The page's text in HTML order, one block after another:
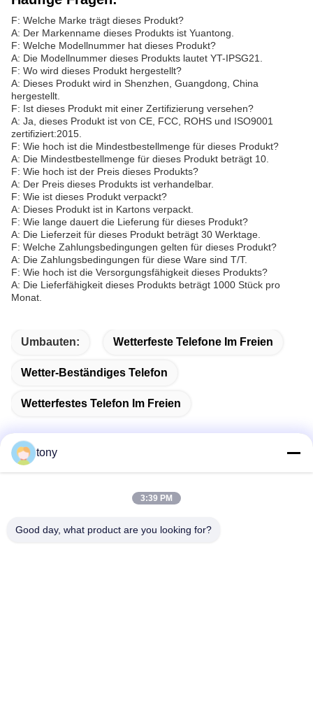
F: Welche Marke trägt dieses Produkt?
A: Der Markenname dieses Produkts ist Yuantong.
F: Welche Modellnummer hat dieses Produkt?
A: Die Modellnummer dieses Produkts lautet YT-IPSG21.
F: Wo wird dieses Produkt hergestellt?
A: Dieses Produkt wird in Shenzhen, Guangdong, China
hergestellt.
F: Ist dieses Produkt mit einer Zertifizierung versehen?
A: Ja, dieses Produkt ist von CE, FCC, ROHS und ISO9001
zertifiziert:2015.
F: Wie hoch ist die Mindestbestellmenge für dieses Produkt?
A: Die Mindestbestellmenge für dieses Produkt beträgt 10.
F: Wie hoch ist der Preis dieses Produkts?
A: Der Preis dieses Produkts ist verhandelbar.
F: Wie ist dieses Produkt verpackt?
A: Dieses Produkt ist in Kartons verpackt.
F: Wie lange dauert die Lieferung für dieses Produkt?
A: Die Lieferzeit für dieses Produkt beträgt 30 Werktage.
F: Welche Zahlungsbedingungen gelten für dieses Produkt?
A: Die Zahlungsbedingungen für diese Ware sind T/T.
F: Wie hoch ist die Versorgungsfähigkeit dieses Produkts?
A: Die Lieferfähigkeit dieses Produkts beträgt 1000 Stück pro
Monat.
Umbauten: Wetterfeste Telefone Im Freien
Wetter-Beständiges Telefon
Wetterfestes Telefon Im Freien
Schnelle Kontaktaufnahme
Adresse
tony
3:39 PM
Good day, what product are you looking for?